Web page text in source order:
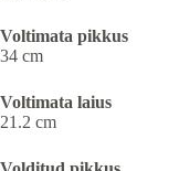
Voltimata pikkus
34 cm
Voltimata laius
21.2 cm